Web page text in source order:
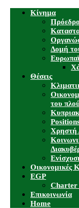
Κίνημα
Δομή
Θέσεις
του
Χρηστή
Οικονομικές
EGP
Charter
Επικοινωνία
Home